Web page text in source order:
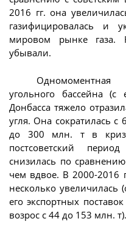
2016 гг. она
газифицировалась и
мировом рынке газа.
убывали.
Одномоментная
угольного бассейна
Донбасса тяжело
угля. Она сократилась с
до 300 млн. т в
постсоветский
снизилась по
чем вдвое. В 2000-2016
несколько увеличилась
его экспортных
возрос с 44 до 153 млн. т).